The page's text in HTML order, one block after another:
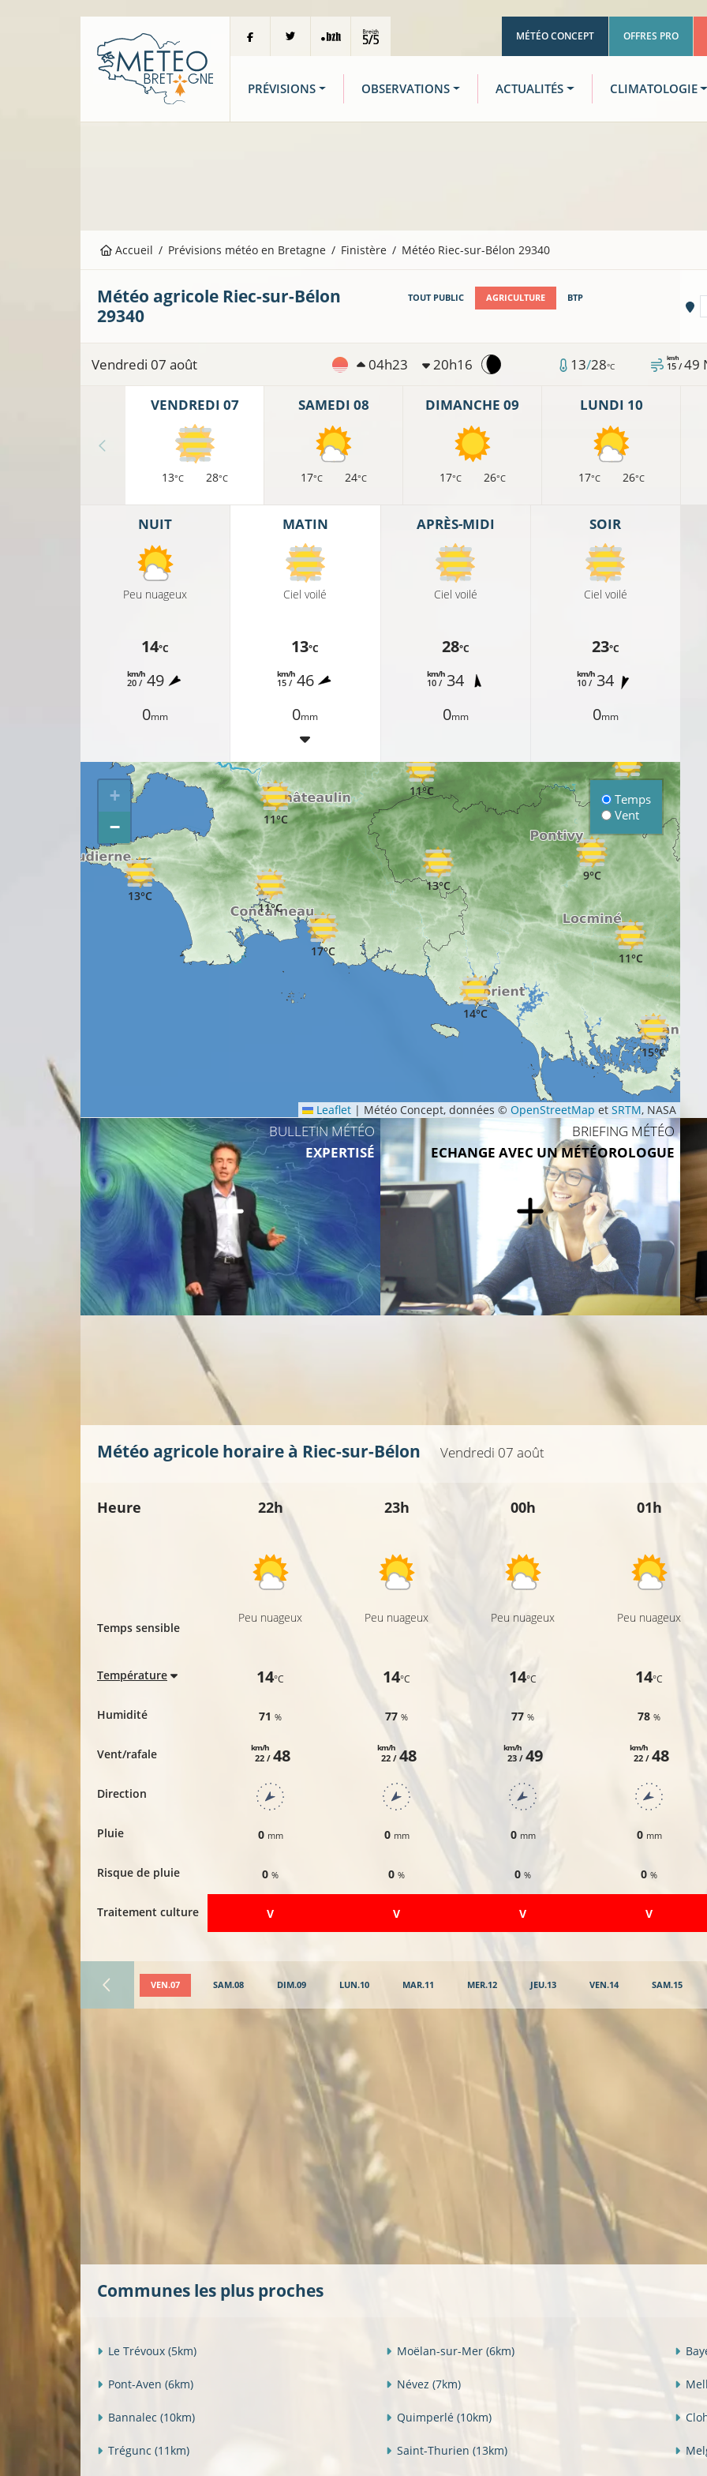
MÉTÉO CONCEPT OFFRES PRO
PRÉVISIONS OBSERVATIONS ACTUALITÉS CLIMATOLOGIE
Accueil Prévisions météo en Bretagne Finistère Météo Riec-sur-Bélon 29340
Météo agricole Riec-sur-Bélon
29340
TOUT PUBLIC AGRICULTURE BTP
Vendredi 07 août 04h23 20h16 13/28°C 15 /
km/h 49
VENDREDI 07
13°C 28°C
SAMEDI 08
17°C 24°C
DIMANCHE 09
17°C 26°C
LUNDI 10
17°C 26°C
NUIT
Peu nuageux
14°C
20 /
km/h49
0mm
MATIN
Ciel voilé
13°C
15 /
km/h46
0mm
APRÈS-MIDI
Ciel voilé
28°C
10 /
km/h 34
0mm
SOIR
Ciel voilé
23°C
10 /
km/h 34
0mm
13°C
11°C
14°C
15°C
9°C
15°C
13°C
11°C
11°C
17°C
11°C
11°C
11°C
+
−
Temps
Vent
Leaflet | Météo Concept, données © OpenStreetMap et SRTM, NASA
BULLETIN MÉTÉO
EXPERTISÉ
BRIEFING MÉTÉO
ECHANGE AVEC UN MÉTÉOROLOGUE
Météo agricole horaire à Riec-sur-Bélon Vendredi 07 août
Heure
Temps sensible
Température
Humidité
Vent/rafale
Direction
Pluie
Risque de pluie
Traitement culture
22h
Peu nuageux
14°C
71%
22 /
km/h 48
0 mm
0%
​V
23h
Peu nuageux
14°C
77%
22 /
km/h 48
0 mm
0%
​V
00h
Peu nuageux
14°C
77%
23 /
km/h 49
0 mm
0%
​V
01h
Peu nuageux
14°C
78%
22 /
km/h 48
0 mm
0%
​V
VEN.07 SAM.08 DIM.09 LUN.10 MAR.11 MER.12 JEU.13 VEN.14 SAM.15
Communes les plus proches
Le Trévoux (5km) Moëlan-sur-Mer (6km)
Pont-Aven (6km) Névez (7km)
Bannalec (10km) Quimperlé (10km)
Trégunc (11km) Saint-Thurien (13km)